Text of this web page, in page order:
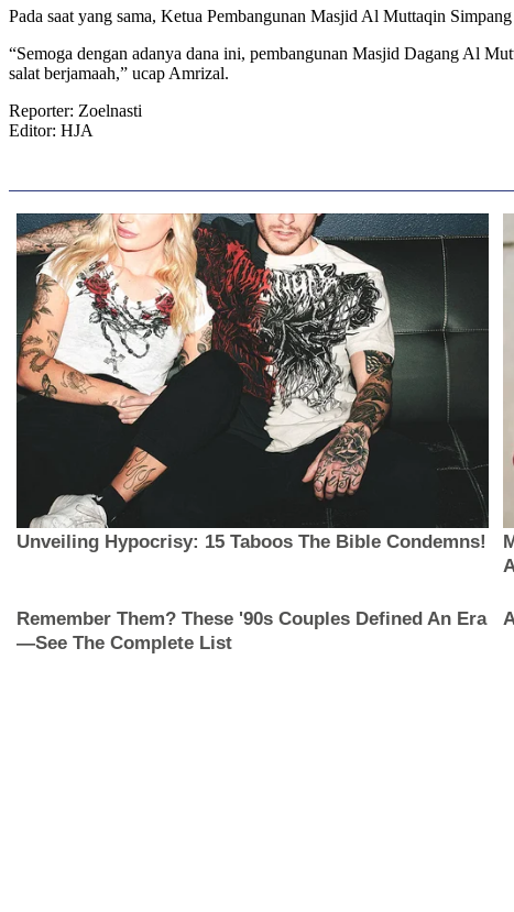
Pada saat yang sama, Ketua Pembangunan Masjid Al Muttaqin
“Semoga dengan adanya dana ini, pembangunan Masjid Dagang Al
salat berjamaah,” ucap Amrizal.
Reporter: Zoelnasti
Editor: HJA